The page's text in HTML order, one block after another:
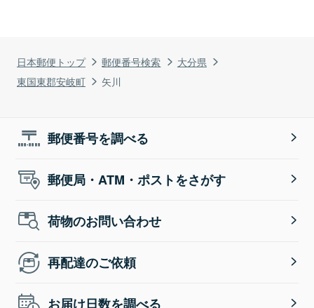
日本郵便トップ 郵便番号検索
大分県
東国東郡安岐町
矢川
郵便番号を調べる
郵便局・ATM・ポストをさがす
荷物のお問い合わせ
再配達のご依頼
お届け日数を調べる